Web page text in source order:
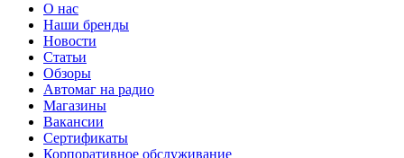
О нас
Наши бренды
Новости
Статьи
Обзоры
Автомаг на радио
Магазины
Вакансии
Сертификаты
Корпоративное обслуживание